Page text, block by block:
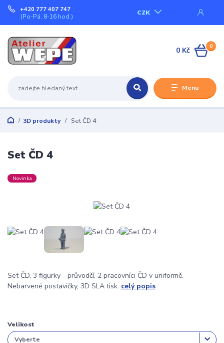
Menu
CZK
+420 777 407 747
(Po-Pá, 8-16 hod.)
0
0 Kč
3D produkty Set ČD 4
Set ČD 4
Novinka
Set ČD, 3 figurky - průvodčí, 2 pracovníci ČD v uniformě.
Nebarvené postavičky, 3D SLA tisk. celý popis
Velikost